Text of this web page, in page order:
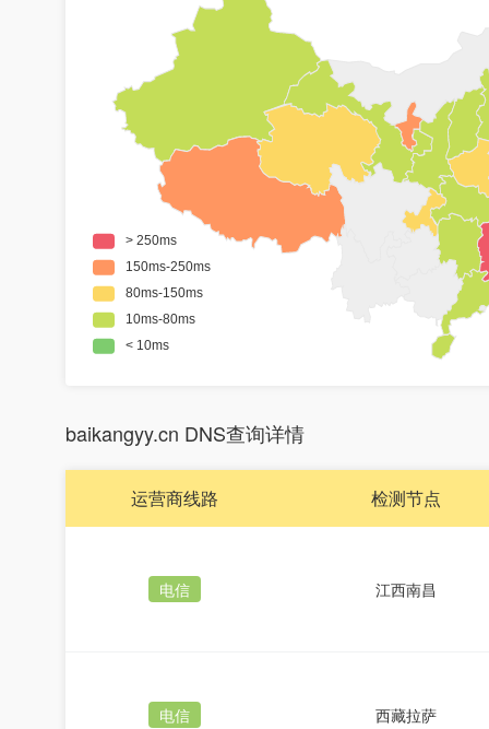
baikangyy.cn DNS查询详情
运营商线路 检测节点
电信 江西南昌
电信 西藏拉萨